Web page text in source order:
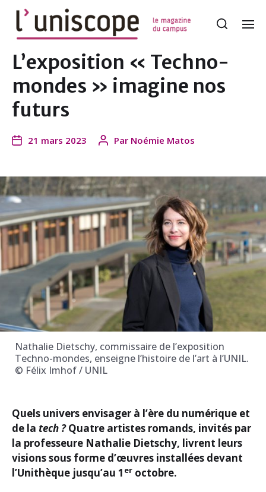
L’exposition « Techno-
mondes » imagine nos
futurs
21 mars 2023 Par Noémie Matos
Nathalie Dietschy, commissaire de l’exposition
Techno-mondes, enseigne l’histoire de l’art à l’UNIL.
© Félix Imhof / UNIL
Quels univers envisager à l’ère du numérique et
de la tech ?Quatre artistes romands, invités par
la professeure Nathalie Dietschy, livrent leurs
visions sous forme d’œuvres installées devant
l’Unithèque jusqu’au 1 er octobre.